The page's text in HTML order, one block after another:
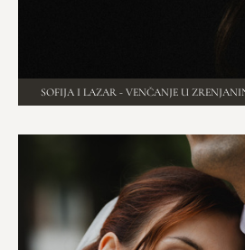
SOFIJA I LAZAR - VENČANJE U